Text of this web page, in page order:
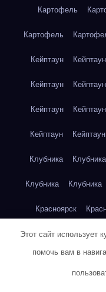
Картофель
Картофель
Кейптаун Кейптаун
Кейптаун Кейптаун
Кейптаун Кейптаун
Кейптаун Кейптаун
Клубника Клубника
Клубника Клубника
Красноярск
Красноярск
Этот сайт использует
помочь вам в